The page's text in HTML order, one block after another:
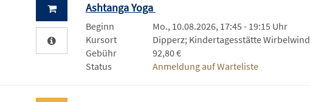
Ashtanga Yoga
Beginn
Mo., 10.08.2026, 17:45 - 19:15 Uhr
Kursort
Dipperz; Kindertagesstätte Wirbelwind
Gebühr
92,80 €
Status
Anmeldung auf Warteliste